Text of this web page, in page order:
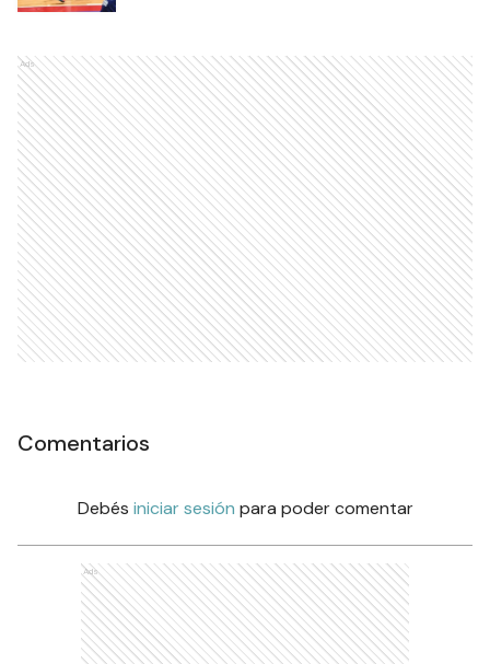
Ads
Comentarios
Debés iniciar sesión para poder comentar
Ads